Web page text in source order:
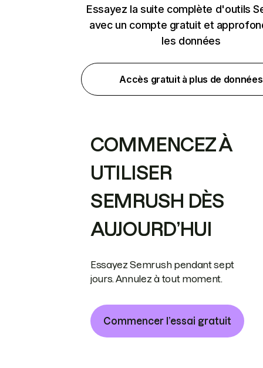
Essayez la suite complète d'outils
avec un compte gratuit et
les données
Accès gratuit à plus de données
COMMENCEZ À
UTILISER
SEMRUSH DÈS
AUJOURD’HUI
Essayez Semrush pendant sept
jours. Annulez à tout moment.
Commencer l’essai gratuit